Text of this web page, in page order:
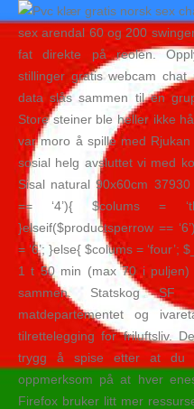
sex arendal 60 og 200
fat direkte på reolen.
stillinger gratis webcam
data slås sammen til en
Store steiner ble heller ikke
var moro å spille med
sosial helg avsluttet vi med
Sisal natural 90x60cm
== ‘4’){ $colums =
}elseif($productsperrow ==
= ‘6’; }else{ $colums = ‘four’;
1 t 50 min (max 70 i
sammen. Statskog SF
matdepartementet og
tilrettelegging for friluftsliv.
trygg å spise etter at du
oppmerksom på at hver
Firefox bruker litt mer